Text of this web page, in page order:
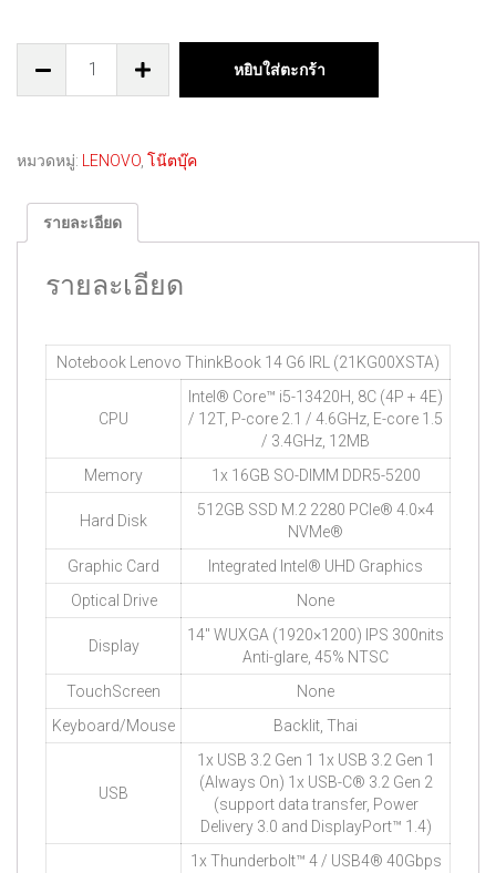
หยิบใส่ตะกร้า
หมวดหมู่: LENOVO โน๊ตบุ๊ค
รายละเอียด
รายละเอียด
Notebook Lenovo ThinkBook 14 G6 IRL (21KG00XSTA)
CPU
Intel® Core™ i5-13420H, 8C (4P + 4E)
/ 12T, P-core 2.1 / 4.6GHz, E-core 1.5
/ 3.4GHz, 12MB
Memory
1x 16GB SO-DIMM DDR5-5200
Hard Disk
512GB SSD M.2 2280 PCIe® 4.0×4
NVMe®
Graphic Card
Integrated Intel® UHD Graphics
Optical Drive
None
Display
14″ WUXGA (1920×1200) IPS 300nits
Anti-glare, 45% NTSC
TouchScreen
None
Keyboard/Mouse
Backlit, Thai
USB
1x USB 3.2 Gen 1 1x USB 3.2 Gen 1
(Always On) 1x USB-C® 3.2 Gen 2
(support data transfer, Power
Delivery 3.0 and DisplayPort™ 1.4)
1x Thunderbolt™ 4 / USB4® 40Gbps